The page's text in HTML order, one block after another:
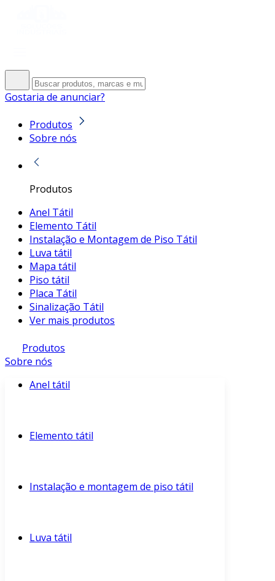
Gostaria de anunciar?
Produtos
Sobre nós
Produtos
Anel Tátil
Elemento Tátil
Instalação e Montagem de Piso Tátil
Luva tátil
Mapa tátil
Piso tátil
Placa Tátil
Sinalização Tátil
Ver mais produtos
Produtos
Sobre nós
Anel tátil
Elemento tátil
Instalação e montagem de piso tátil
Luva tátil